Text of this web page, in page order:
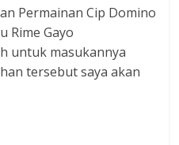
Permainan Cip Domino
Rime Gayo
untuk masukannya
tersebut saya akan